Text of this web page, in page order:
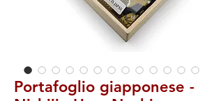
Portafoglio giapponese -